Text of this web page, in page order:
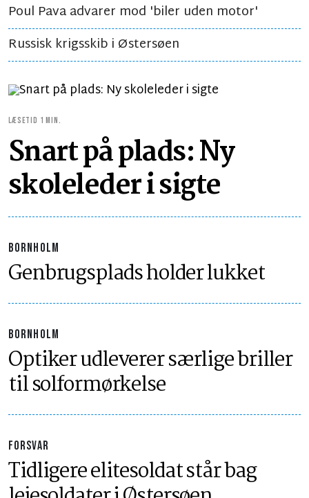
Poul Pava advarer mod 'biler uden motor'
Russisk krigsskib i Østersøen
LÆSETID 1 MIN.
Snart på plads: Ny
skoleleder i sigte
BORNHOLM
Genbrugsplads holder lukket
BORNHOLM
Optiker udleverer særlige briller
til solformørkelse
FORSVAR
Tidligere elitesoldat står bag